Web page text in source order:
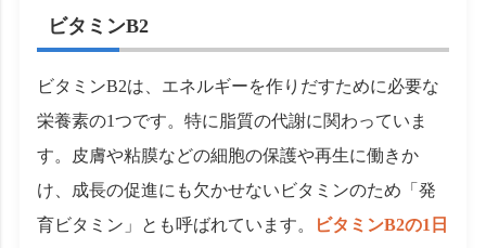
ビタミンB2
ビタミンB2は、エネルギーを作りだすために必要な
栄養素の1つです。特に脂質の代謝に関わっていま
す。皮膚や粘膜などの細胞の保護や再生に働きか
け、成長の促進にも欠かせないビタミンのため「発
育ビタミン」とも呼ばれています。
ビタミンB2の1日